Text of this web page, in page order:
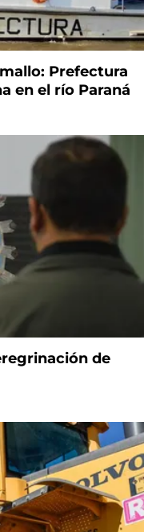
Prefectura
en el río Paraná
de